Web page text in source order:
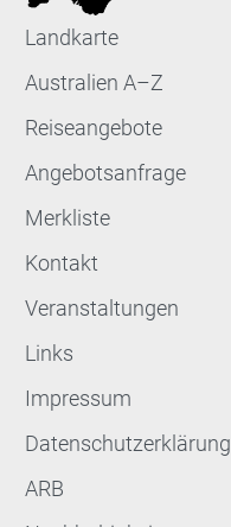
Landkarte
Australien A–Z
Reiseangebote
Angebotsanfrage
Merkliste
Kontakt
Veranstaltungen
Links
Impressum
Datenschutzerklärung
ARB